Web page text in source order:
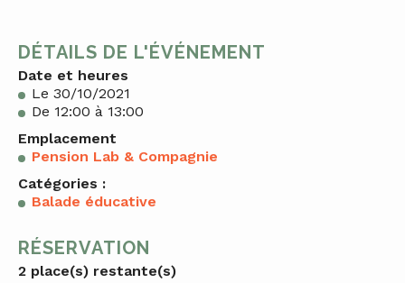
DÉTAILS DE L'ÉVÉNEMENT
Date et heures
Le 30/10/2021
De 12:00 à 13:00
Emplacement
Pension Lab & Compagnie
Catégories :
Balade éducative
RÉSERVATION
2 place(s) restante(s)